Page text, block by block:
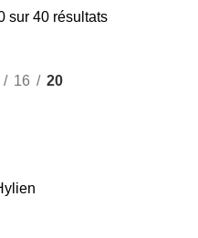
sur 40 résultats
16 20